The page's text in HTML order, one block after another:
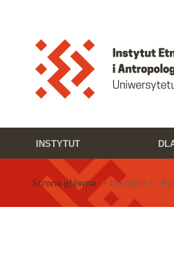
INSTYTUT
Strona główna > Instytut >